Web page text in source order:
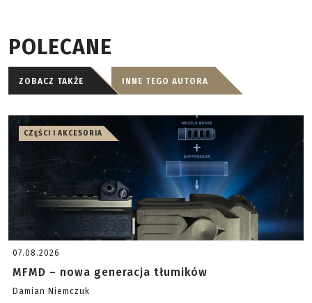
POLECANE
ZOBACZ TAKŻE INNE TEGO AUTORA
CZĘŚCI I AKCESORIA
07.08.2026
MFMD – nowa generacja tłumików
Damian Niemczuk